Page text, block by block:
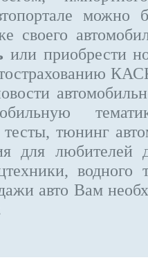
можно
своего
или приобрести
тюнинг
для любителей
водного
авто Вам